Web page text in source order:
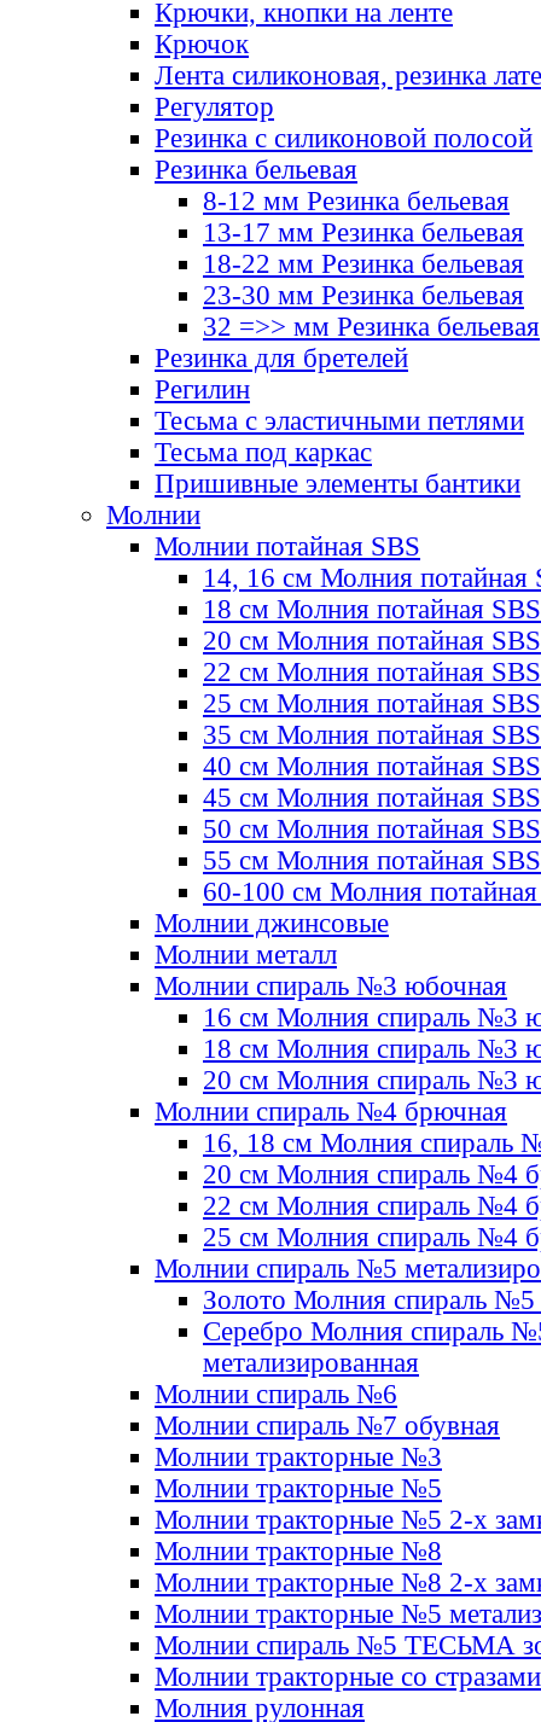
Крючки, кнопки на ленте
Крючок
Лента силиконовая, резинка
Регулятор
Резинка с силиконовой полосой
Резинка бельевая
8-12 мм Резинка бельевая
13-17 мм Резинка бельевая
18-22 мм Резинка бельевая
23-30 мм Резинка бельевая
32 =>> мм Резинка бельевая
Резинка для бретелей
Регилин
Тесьма с эластичными петлями
Тесьма под каркас
Пришивные элементы бантики
Молнии
Молнии потайная SBS
14, 16 см Молния потайная
18 см Молния потайная SBS
20 см Молния потайная SBS
22 см Молния потайная SBS
25 см Молния потайная SBS
35 см Молния потайная SBS
40 см Молния потайная SBS
45 см Молния потайная SBS
50 см Молния потайная SBS
55 см Молния потайная SBS
60-100 см Молния
Молнии джинсовые
Молнии металл
Молнии спираль №3 юбочная
16 см Молния спираль №3
18 см Молния спираль №3
20 см Молния спираль №3
Молнии спираль №4 брючная
16, 18 см Молния спираль
20 см Молния спираль №4
22 см Молния спираль №4
25 см Молния спираль №4
Молнии спираль №5
Золото Молния спираль №5
Серебро Молния спираль
метализированная
Молнии спираль №6
Молнии спираль №7 обувная
Молнии тракторные №3
Молнии тракторные №5
Молнии тракторные №5 2-х
Молнии тракторные №8
Молнии тракторные №8 2-х
Молнии тракторные №5
Молнии спираль №5 ТЕСЬМА
Молнии тракторные со стразами
Молния рулонная